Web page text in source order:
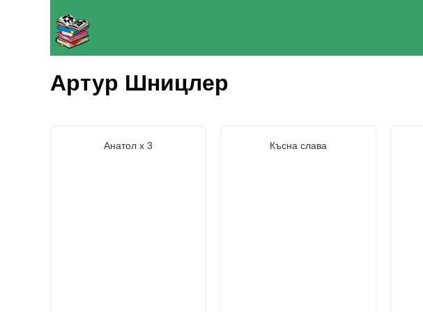
Артур Шницлер
Анатол х 3 Късна слава